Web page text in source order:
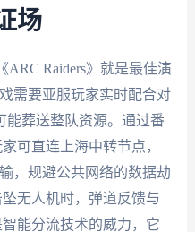
场
ARC Raiders》就是最佳演
需要亚服玩家实时配合对
能葬送整队资源。通过番
可直连上海中转节点，
，规避公共网络的数据劫
无人机时，弹道反馈与
能分流技术的威力，它